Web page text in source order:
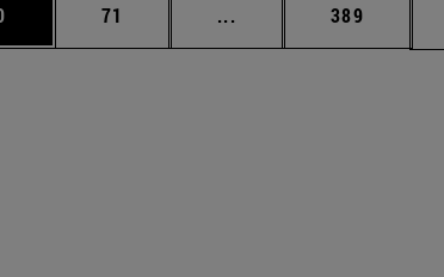
para desplazarse.
Página
71 ... Páginas intermedias
Página
389